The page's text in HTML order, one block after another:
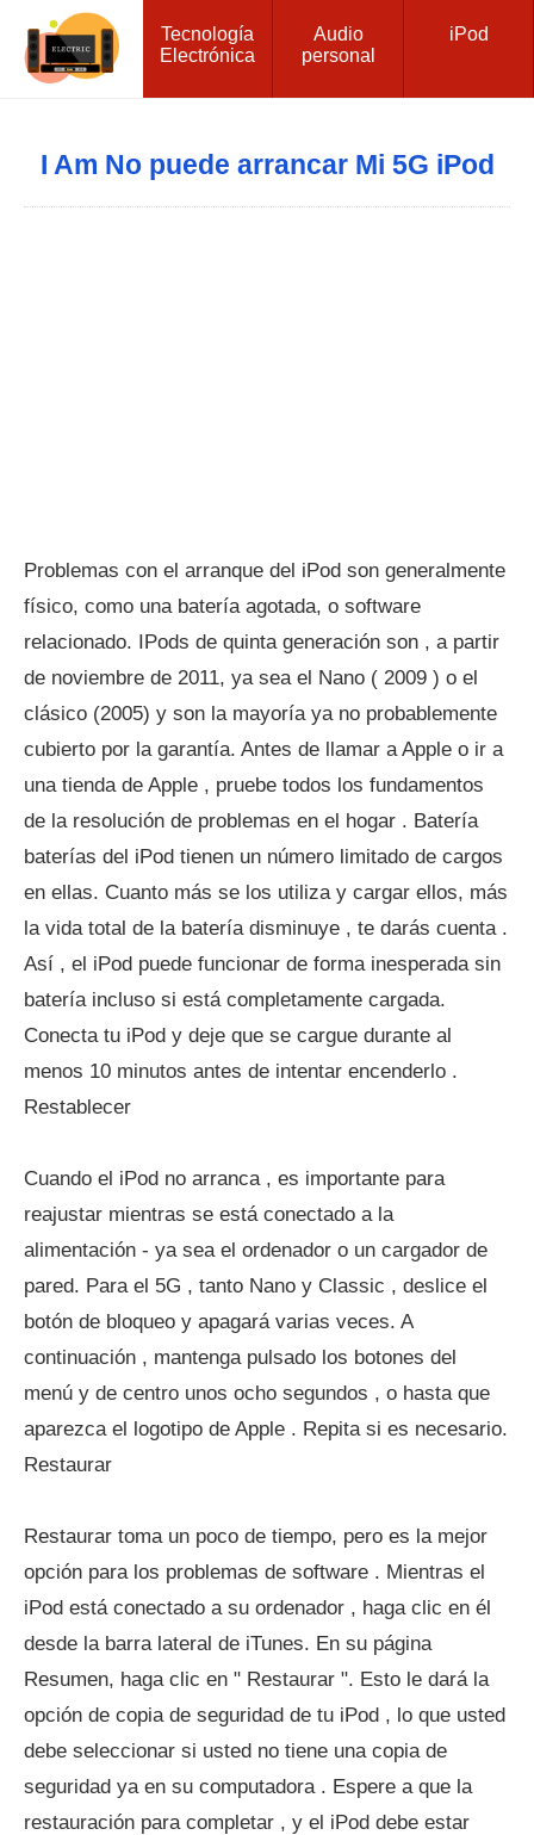
Tecnología
Electrónica
Audio
personal
iPod
I Am No puede arrancar Mi 5G iPod
Problemas con el arranque del iPod son generalmente
físico, como una batería agotada, o software
relacionado. IPods de quinta generación son , a partir
de noviembre de 2011, ya sea el Nano ( 2009 ) o el
clásico (2005) y son la mayoría ya no probablemente
cubierto por la garantía. Antes de llamar a Apple o ir a
una tienda de Apple , pruebe todos los fundamentos
de la resolución de problemas en el hogar . Batería
baterías del iPod tienen un número limitado de cargos
en ellas. Cuanto más se los utiliza y cargar ellos, más
la vida total de la batería disminuye , te darás cuenta .
Así , el iPod puede funcionar de forma inesperada sin
batería incluso si está completamente cargada.
Conecta tu iPod y deje que se cargue durante al
menos 10 minutos antes de intentar encenderlo .
Restablecer
Cuando el iPod no arranca , es importante para
reajustar mientras se está conectado a la
alimentación - ya sea el ordenador o un cargador de
pared. Para el 5G , tanto Nano y Classic , deslice el
botón de bloqueo y apagará varias veces. A
continuación , mantenga pulsado los botones del
menú y de centro unos ocho segundos , o hasta que
aparezca el logotipo de Apple . Repita si es necesario.
Restaurar
Restaurar toma un poco de tiempo, pero es la mejor
opción para los problemas de software . Mientras el
iPod está conectado a su ordenador , haga clic en él
desde la barra lateral de iTunes. En su página
Resumen, haga clic en " Restaurar ". Esto le dará la
opción de copia de seguridad de tu iPod , lo que usted
debe seleccionar si usted no tiene una copia de
seguridad ya en su computadora . Espere a que la
restauración para completar , y el iPod debe estar